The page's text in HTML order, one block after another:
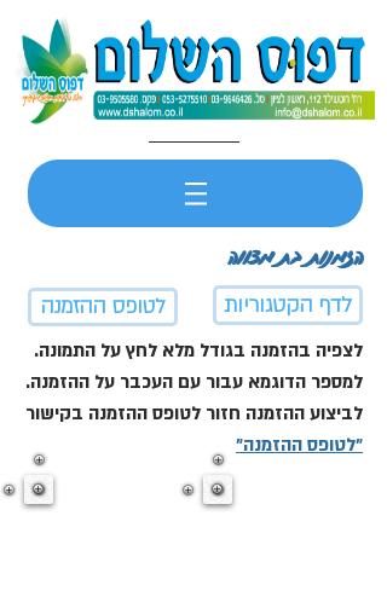
הזמנות בת מצווה
לטופס ההזמנה לדף הקטגוריות
לצפיה בהזמנה בגודל מלא לחץ על התמונה.
למספר הדוגמא עבור עם העכבר על ההזמנה.
לביצוע ההזמנה חזור לטופס ההזמנה בקישור
"לטופס ההזמנה"